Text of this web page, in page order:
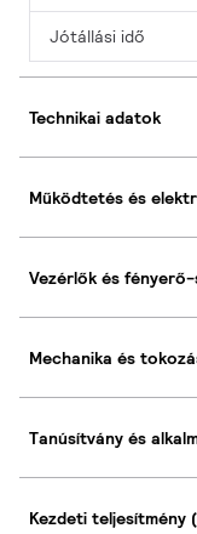
Jótállási idő
Technikai adatok
Működtetés és
Vezérlők és
Mechanika és
Tanúsítvány és
Kezdeti teljesítmény